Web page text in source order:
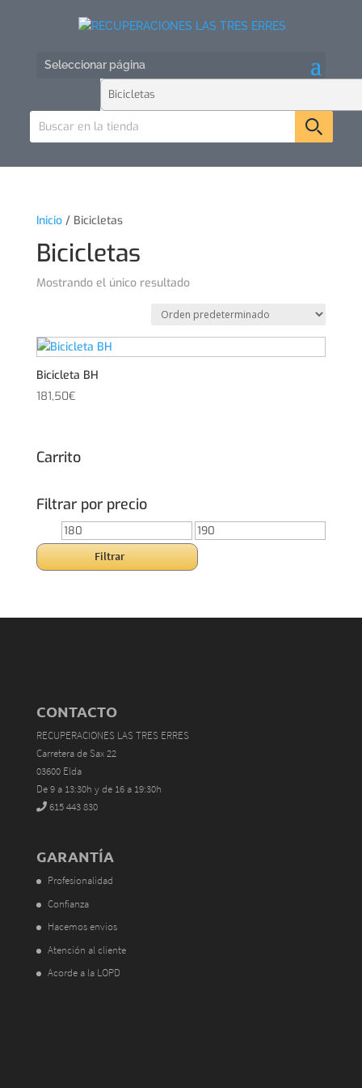
Seleccionar página
Inicio/ Bicicletas
Bicicletas
Mostrando el único resultado
Bicicleta BH
181,50€
Carrito
Filtrar por precio
Precio
mínimo
Precio
máximo
Filtrar
CONTACTO
RECUPERACIONES LAS TRES ERRES
Carretera de Sax 22
03600 Elda
De 9 a 13:30h y de 16 a 19:30h
615 443 830
GARANTÍA
Profesionalidad
Confianza
Hacemos envios
Atención al cliente
Acorde a la LOPD